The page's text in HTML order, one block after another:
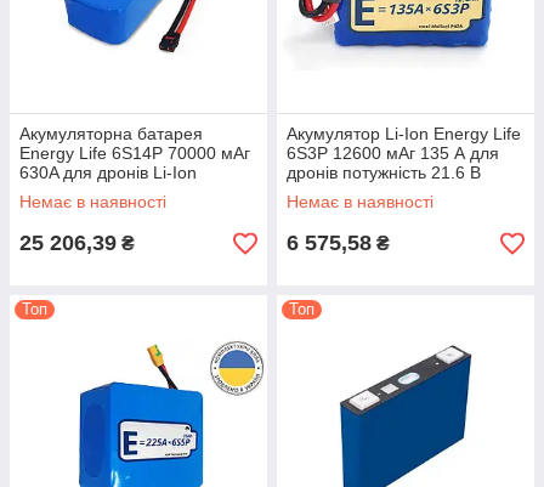
Акумуляторна батарея
Energy Life 6S14P 70000 мАг
630A для дронів Li-Ion
Samsung SDI
Немає в наявності
25 206,39 ₴
Акумулятор Li-Ion Energy Life
6S3P 12600 мАг 135 А для
дронів потужність 21.6 В
Немає в наявності
6 575,58 ₴
Топ Топ